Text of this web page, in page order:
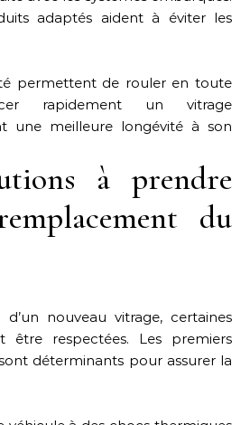
adaptés aident à éviter les
permettent de rouler en toute
rapidement un vitrage
une meilleure longévité à son
à prendre
du
d’un nouveau vitrage, certaines
être respectées. Les premiers
déterminants pour assurer la